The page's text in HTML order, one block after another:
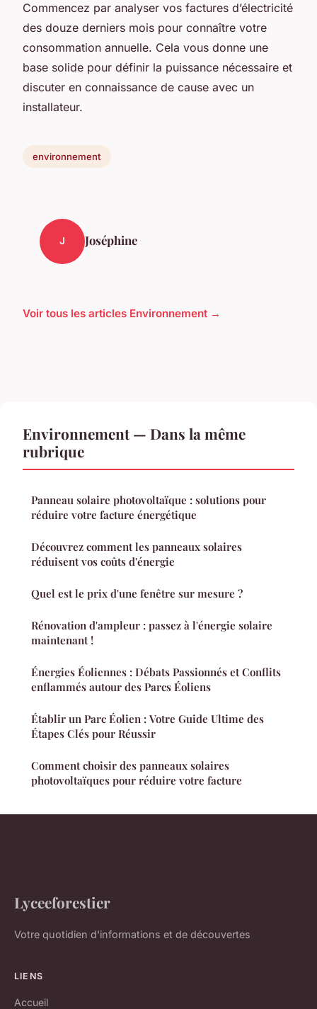
Commencez par analyser vos factures d’électricité
des douze derniers mois pour connaître votre
consommation annuelle. Cela vous donne une
base solide pour définir la puissance nécessaire et
discuter en connaissance de cause avec un
installateur.
environnement
J Joséphine
Voir tous les articles Environnement →
Environnement — Dans la même
rubrique
Panneau solaire photovoltaïque : solutions pour
réduire votre facture énergétique
Découvrez comment les panneaux solaires
réduisent vos coûts d'énergie
Quel est le prix d'une fenêtre sur mesure ?
Rénovation d'ampleur : passez à l'énergie solaire
maintenant !
Énergies Éoliennes : Débats Passionnés et Conflits
enflammés autour des Parcs Éoliens
Établir un Parc Éolien : Votre Guide Ultime des
Étapes Clés pour Réussir
Comment choisir des panneaux solaires
photovoltaïques pour réduire votre facture
Lyceeforestier
Votre quotidien d'informations et de découvertes
LIENS
Accueil